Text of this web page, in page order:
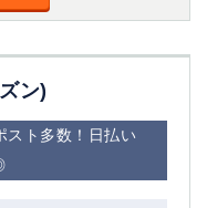
ン)
スト多数！日払い